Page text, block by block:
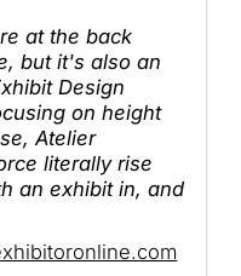
at the back
but it's also an
Design
on height
Atelier
literally rise
an exhibit in, and